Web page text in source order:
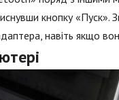
кнопку «Пуск».
навіть якщо